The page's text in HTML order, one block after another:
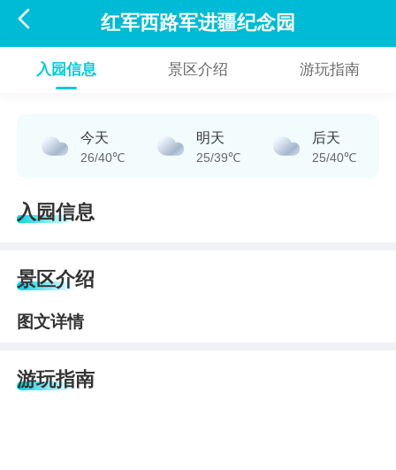
 红军西路军进疆纪念园
入园信息 景区介绍 游玩指南
今天
26/40℃
明天
25/39℃
后天
25/40℃
入园信息
景区介绍
图文详情
游玩指南